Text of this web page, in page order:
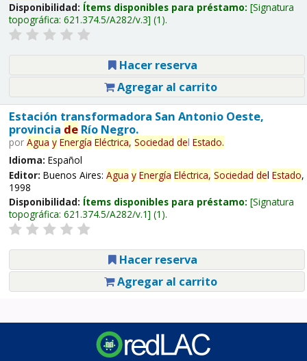
Disponibilidad: Ítems disponibles para préstamo: Signatura
topográfica: 621.374.5/A282/v.3 (1).
Hacer reserva
Agregar al carrito
Estación transformadora San Antonio Oeste,
provincia deRío Negro.
por Agua y Energía Eléctrica, Sociedad del Estado.
Idioma: Español
Editor: Buenos Aires: Agua y Energía Eléctrica, Sociedad del Estado,
1998
Disponibilidad: Ítems disponibles para préstamo: Signatura
topográfica: 621.374.5/A282/v.1 (1).
Hacer reserva
Agregar al carrito